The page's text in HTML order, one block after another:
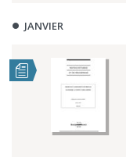
JANVIER